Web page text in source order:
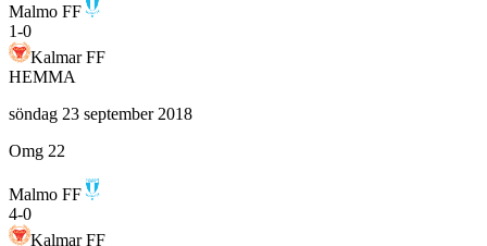
Malmo FF
1-0
Kalmar FF
HEMMA
söndag 23 september 2018
Omg 22
Malmo FF
4-0
Kalmar FF